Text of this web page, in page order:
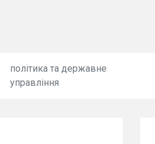
політика та державне
управління